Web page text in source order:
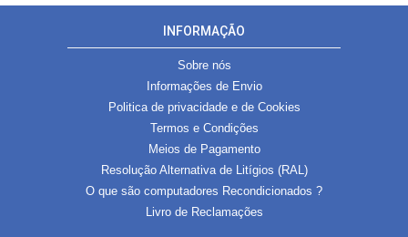
INFORMAÇÃO
Sobre nós
Informações de Envio
Politica de privacidade e de Cookies
Termos e Condições
Meios de Pagamento
Resolução Alternativa de Litígios (RAL)
O que são computadores Recondicionados ?
Livro de Reclamações